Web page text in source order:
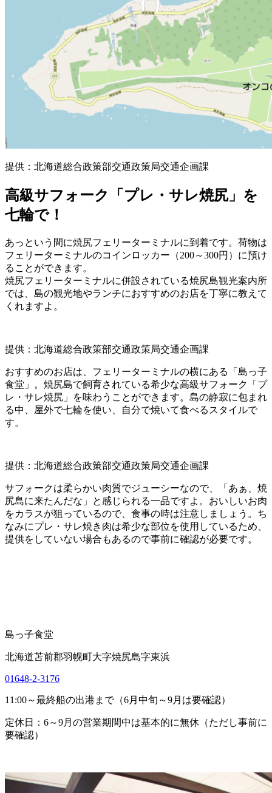
提供：北海道総合政策部交通政策局交通企画課
高級サフォーク「プレ・サレ焼尻」を
七輪で！
あっという間に焼尻フェリーターミナルに到着です。荷物は
フェリーターミナルのコインロッカー（200～300円）に預け
ることができます。
焼尻フェリーターミナルに併設されている焼尻島観光案内所
では、島の観光地やランチにおすすめのお店を丁寧に教えて
くれますよ。
提供：北海道総合政策部交通政策局交通企画課
おすすめのお店は、フェリーターミナルの横にある「島っ子
食堂」。焼尻島で飼育されている希少な高級サフォーク「プ
レ・サレ焼尻」を味わうことができます。島の静寂に包まれ
る中、屋外で七輪を使い、自分で焼いて食べるスタイルで
す。
提供：北海道総合政策部交通政策局交通企画課
サフォークは柔らかい肉質でジューシーなので、「あぁ、焼
尻島に来たんだな」と感じられる一品ですよ。おいしいお肉
をカラスが狙っているので、食事の時は注意しましょう。ち
なみにプレ・サレ焼き肉は希少な部位を使用しているため、
提供をしていない場合もあるので事前に確認が必要です。
島っ子食堂
北海道苫前郡羽幌町大字焼尻島字東浜
01648-2-3176
11:00～最終船の出港まで（6月中旬～9月は要確認）
定休日：6～9月の営業期間中は基本的に無休（ただし事前に
要確認）